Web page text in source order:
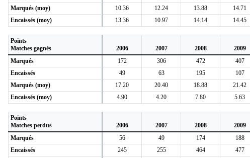
Marqués (moy)
10.36 12.24 13.88 14.71
Encaissés (moy)
13.36 10.97 14.14 14.45
Points
Matches gagnés
2006 2007 2008 2009
Marqués
172 306 472 407
Encaissés
49 63 195 107
Marqués (moy)
17.20 20.40 18.88 21.42
Encaissés (moy)
4.90 4.20 7.80 5.63
Points
Matches perdus
2006 2007 2008 2009
Marqués
56 49 174 188
Encaissés
245 255 464 477